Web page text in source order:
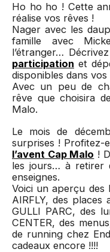
Ho ho ho ! Cette
réalise vos rêves !
Nager avec les
famille avec
l’étranger…
participation et
disponibles dans vos
Avec un peu de
rêve que choisira
Malo.
Le mois de
surprises ! Profitez-
l’avent Cap Malo !
les jours… à retirer
enseignes.
Voici un aperçu
AIRFLY, des places
GULLI PARC, des
CENTER, des
de running chez
cadeaux encore !!!!